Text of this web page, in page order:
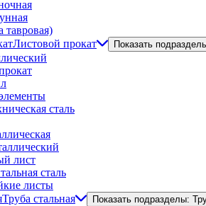
тавровая)
Листовой прокат
Показать
сталь
лист
сталь
листы
Труба стальная
Показать подразделы: